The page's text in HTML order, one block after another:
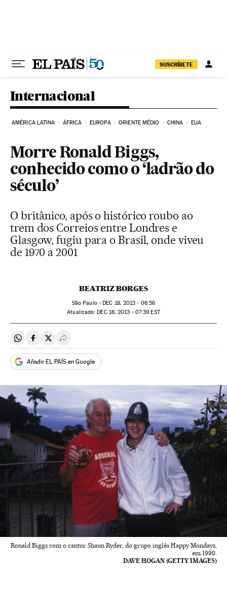
SUSCRÍBETE
Internacional
AMÉRICA LATINA ÁFRICA EUROPA ORIENTE MÉDIO CHINA EUA
Morre Ronald Biggs,
conhecido como o ‘ladrão do
século’
O britânico, após o histórico roubo ao
trem dos Correios entre Londres e
Glasgow, fugiu para o Brasil, onde viveu
de 1970 a 2001
BEATRIZ BORGES
São Paulo -DEC 18, 2013 - 06:56
atualizado: DEC18, 2013 - 07:39 EST
Compartir en Whatsapp
Compartir en Facebook
Compartir en Twitter
Desplegar Redes Sociales
Añadir EL PAÍS en Google
Ronald Biggs com o cantor Shaun Ryder, do grupo inglês Happy Mondays,
em 1990.
DAVE HOGAN (GETTY IMAGES)